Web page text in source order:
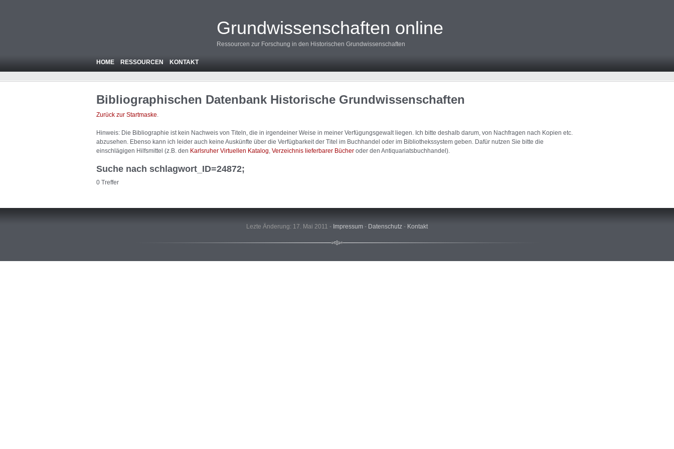
Grundwissenschaften online
Ressourcen zur Forschung in den Historischen Grundwissenschaften
HOME RESSOURCEN KONTAKT
Bibliographischen Datenbank Historische Grundwissenschaften
Zurück zur Startmaske.
Hinweis: Die Bibliographie ist kein Nachweis von Titeln, die in irgendeiner Weise in meiner Verfügungsgewalt liegen. Ich bitte deshalb darum, von Nachfragen nach Kopien etc.
abzusehen. Ebenso kann ich leider auch keine Auskünfte über die Verfügbarkeit der Titel im Buchhandel oder im Bibliothekssystem geben. Dafür nutzen Sie bitte die
einschlägigen Hilfsmittel (z.B. den Karlsruher Virtuellen Katalog Verzeichnis lieferbarer Bücher oder den Antiquariatsbuchhandel).
Suche nach schlagwort_ID=24872;
0 Treffer
Lezte Änderung: 17. Mai 2011 - Impressum - Datenschutz - Kontakt